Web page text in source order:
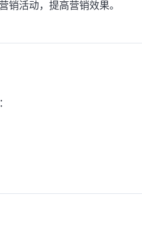
活动，提高营销效果。